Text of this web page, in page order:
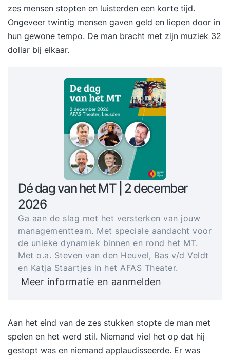
zes mensen stopten en luisterden een korte tijd.
Ongeveer twintig mensen gaven geld en liepen door in
hun gewone tempo. De man bracht met zijn muziek 32
dollar bij elkaar.
Dé dag van het MT | 2 december
2026
Ga aan de slag met het versterken van jouw
managementteam. Met speciale aandacht voor
de unieke dynamiek binnen en rond het MT.
Met o.a. Steven van den Heuvel, Bas v/d Veldt
en Katja Staartjes in het AFAS Theater.
Meer informatie en aanmelden
Aan het eind van de zes stukken stopte de man met
spelen en het werd stil. Niemand viel het op dat hij
gestopt was en niemand applaudisseerde. Er was